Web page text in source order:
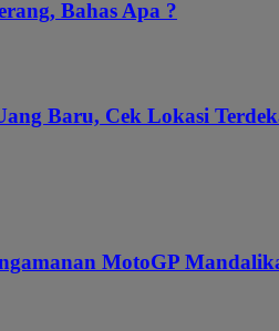
Bahas Apa ?
Baru, Cek Lokasi
MotoGP